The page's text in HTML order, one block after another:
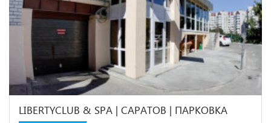
LIBERTYCLUB & SPA | САРАТОВ | ПАРКОВКА